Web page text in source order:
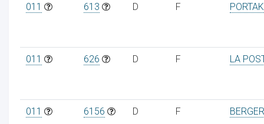
011 613 D F
011 626 D F LA
011 6156 D F